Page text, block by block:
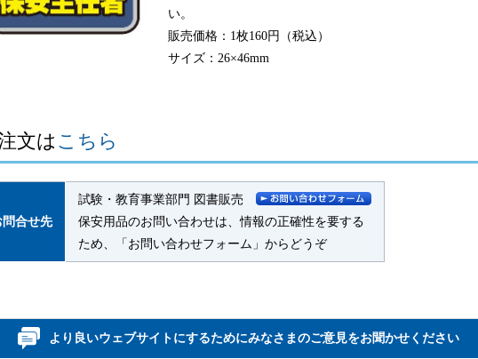
い。
販売価格：1枚160円（税込）
サイズ：26×46mm
文は こちら
問合せ先
試験・教育事業部門 図書販売
保安用品のお問い合わせは、情報の正確性を要する
ため、「お問い合わせフォーム」からどうぞ
より良いウェブサイトにするためにみなさまのご意見をお聞かせください